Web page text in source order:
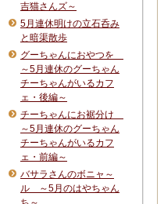
吉猫さんズ～
5月連休明けの立石呑み
と暗渠散歩
グーちゃんにおやつを
～5月連休のグーちゃん
チーちゃんがいるカフ
ェ・後編～
チーちゃんにお裾分け
～5月連休のグーちゃん
チーちゃんがいるカフ
ェ・前編～
バサラさんのボニャ～
ル ～5月のはやちゃん